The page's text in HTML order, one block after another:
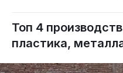
Топ 4
пластика,